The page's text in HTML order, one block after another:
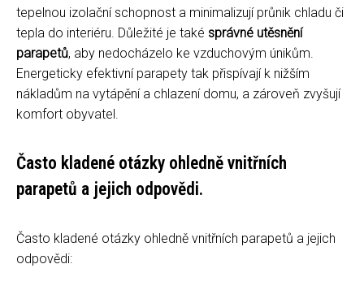
tepelnou izolační schopnost a minimalizují průnik chladu či
tepla do interiéru. Důležité je také správné utěsnění
parapetů, aby nedocházelo ke vzduchovým únikům.
Energeticky efektivní parapety tak přispívají k nižším
nákladům na vytápění a chlazení domu, a zároveň zvyšují
komfort obyvatel.
Často kladené otázky ohledně vnitřních
parapetů a jejich odpovědi.
Často kladené otázky ohledně vnitřních parapetů a jejich
odpovědi: